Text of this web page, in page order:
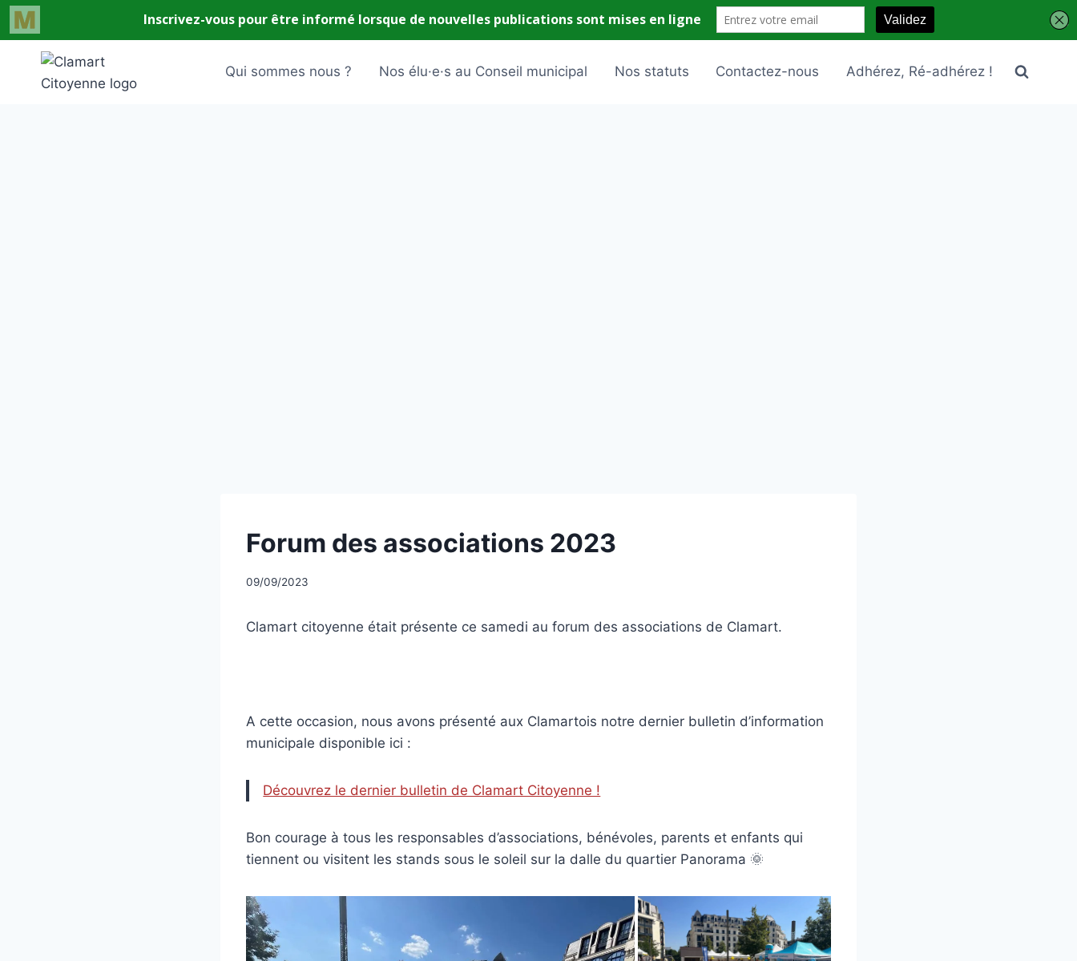
contenu
Qui sommes nous ? Nos élu·e·s au Conseil municipal Nos statuts Contactez-nous Adhérez, Ré-adhérez !
UNCATEGORIZED
Forum des associations 2023
Par
09/09/2023
Clamart citoyenne était présente ce samedi au forum des associations de Clamart.
A cette occasion, nous avons présenté aux Clamartois notre dernier bulletin d’information
municipale disponible ici :
Découvrez le dernier bulletin de Clamart Citoyenne !
Bon courage à tous les responsables d’associations, bénévoles, parents et enfants qui
tiennent ou visitent les stands sous le soleil sur la dalle du quartier Panorama 🌞